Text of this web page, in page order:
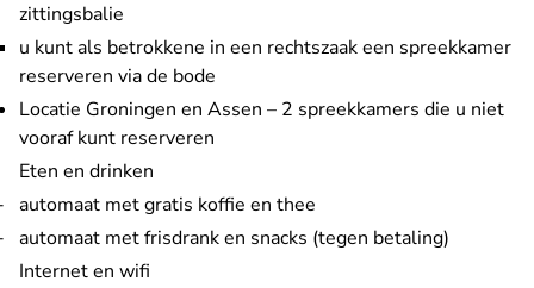
zittingsbalie
u kunt als betrokkene in een rechtszaak een spreekkamer
reserveren via de bode
Locatie Groningen en Assen – 2 spreekkamers die u niet
vooraf kunt reserveren
Eten en drinken
automaat met gratis koffie en thee
automaat met frisdrank en snacks (tegen betaling)
Internet en wifi